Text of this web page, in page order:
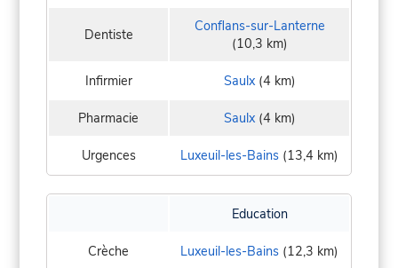
Dentiste
Conflans-sur-Lanterne
(10,3 km)
Infirmier Saulx(4 km)
Pharmacie Saulx(4 km)
Urgences Luxeuil-les-Bains (13,4 km)
Education
Crèche Luxeuil-les-Bains (12,3 km)